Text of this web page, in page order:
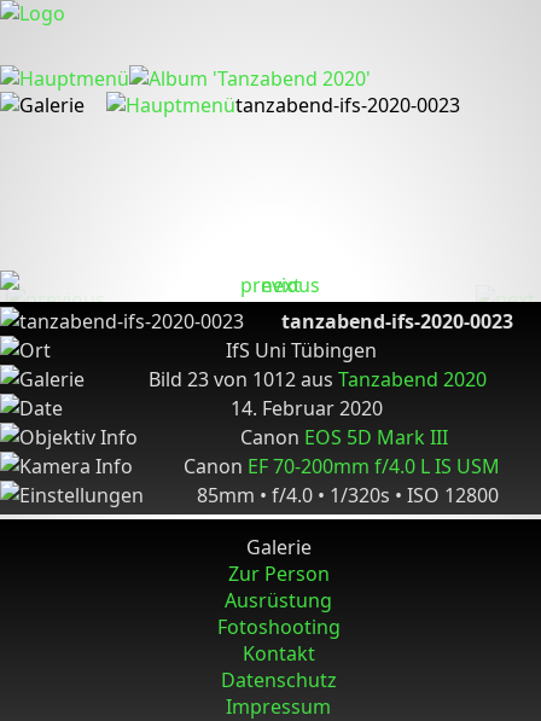
tanzabend-ifs-2020-0023
tanzabend-ifs-2020-0023
IfS Uni Tübingen
Bild 23 von 1012 aus Tanzabend 2020
14. Februar 2020
Canon EOS 5D Mark III
Canon EF 70-200mm f/4.0 L IS USM
85mm • f/4.0 • 1/320s • ISO 12800
Galerie
Zur Person
Ausrüstung
Fotoshooting
Kontakt
Datenschutz
Impressum